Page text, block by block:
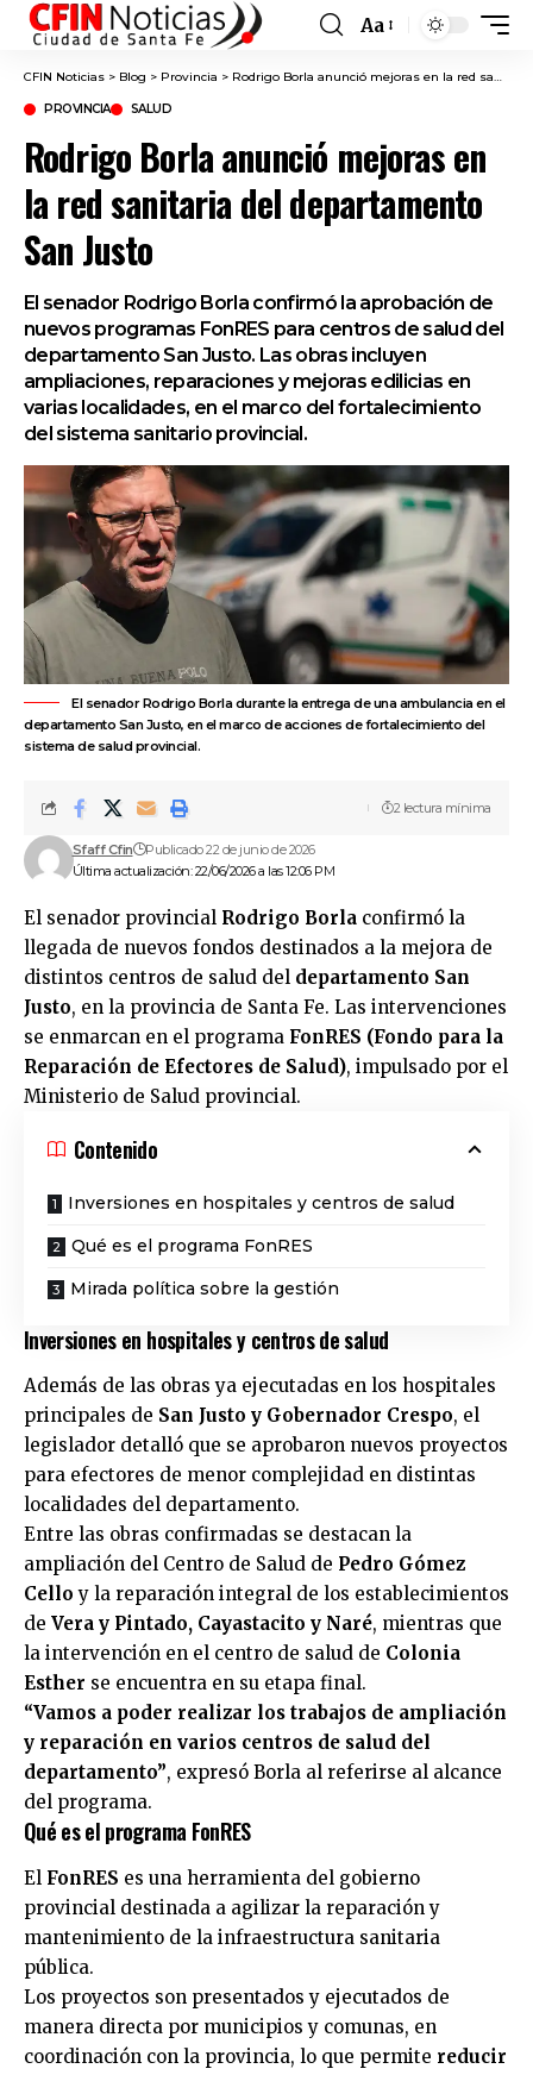
Font
Resizer
Aa
CFIN Noticias > Blog > Provincia > Rodrigo Borla anunció mejoras en la red sanitaria del departamento San Justo
PROVINCIA SALUD
Rodrigo Borla anunció mejoras en
la red sanitaria del departamento
San Justo
El senador Rodrigo Borla confirmó la aprobación de
nuevos programas FonRES para centros de salud del
departamento San Justo. Las obras incluyen
ampliaciones, reparaciones y mejoras edilicias en
varias localidades, en el marco del fortalecimiento
del sistema sanitario provincial.
El senador Rodrigo Borla durante la entrega de una ambulancia en el
departamento San Justo, en el marco de acciones de fortalecimiento del
sistema de salud provincial.
Última actualización: 22/06/2026 a las 12:06 PM
Sfaff Cfin Publicado 22 de junio de 2026
2 lectura mínima
El senador provincial Rodrigo Borla confirmó la
llegada de nuevos fondos destinados a la mejora de
distintos centros de salud del departamento San
Justo, en la provincia de Santa Fe. Las intervenciones
se enmarcan en el programa FonRES (Fondo para la
Reparación de Efectores de Salud), impulsado por el
Ministerio de Salud provincial.
Contenido
Inversiones en hospitales y centros de salud
Qué es el programa FonRES
Mirada política sobre la gestión
Inversiones en hospitales y centros de salud
Además de las obras ya ejecutadas en los hospitales
principales de San Justo y Gobernador Crespo, el
legislador detalló que se aprobaron nuevos proyectos
para efectores de menor complejidad en distintas
localidades del departamento.
Entre las obras confirmadas se destacan la
ampliación del Centro de Salud de Pedro Gómez
Cello y la reparación integral de los establecimientos
de Vera y Pintado, Cayastacito y Naré, mientras que
la intervención en el centro de salud de Colonia
Esther se encuentra en su etapa final.
“Vamos a poder realizar los trabajos de ampliación
y reparación en varios centros de salud del
departamento”, expresó Borla al referirse al alcance
del programa.
Qué es el programa FonRES
El FonRES es una herramienta del gobierno
provincial destinada a agilizar la reparación y
mantenimiento de la infraestructura sanitaria
pública.
Los proyectos son presentados y ejecutados de
manera directa por municipios y comunas, en
coordinación con la provincia, lo que permite reducir